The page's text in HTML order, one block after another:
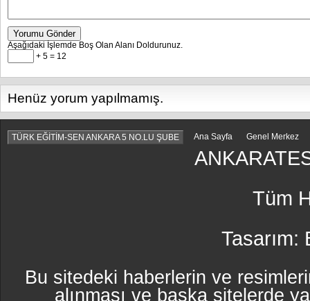
Yorumu Gönder
Aşağıdaki İşlemde Boş Olan Alanı Doldurunuz.
+ 5 = 12
Henüz yorum yapılmamış.
TÜRK EĞİTİM-SEN ANKARA 5 NO.LU ŞUBE Ana Sayfa Genel Merkez
Tüm
Tasarım:
Bu sitedeki haberlerin ve
alınması ve başka sitelerde